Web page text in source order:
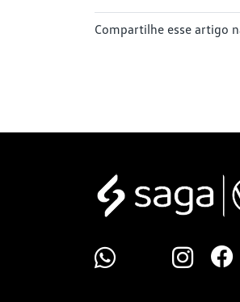
Compartilhe esse artigo